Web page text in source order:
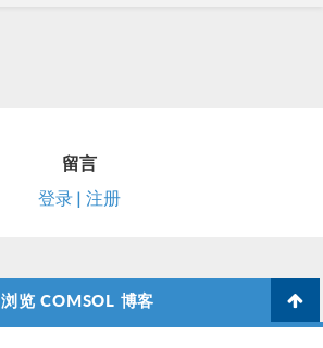
留言
登录 | 注册
浏览 COMSOL 博客